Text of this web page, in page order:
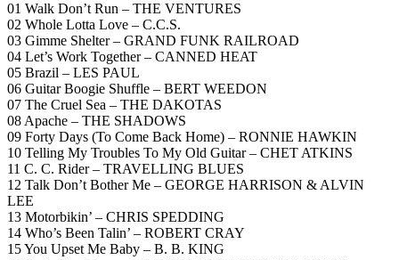
01 Walk Don’t Run – THE VENTURES
02 Whole Lotta Love – C.C.S.
03 Gimme Shelter – GRAND FUNK RAILROAD
04 Let’s Work Together – CANNED HEAT
05 Brazil – LES PAUL
06 Guitar Boogie Shuffle – BERT WEEDON
07 The Cruel Sea – THE DAKOTAS
08 Apache – THE SHADOWS
09 Forty Days (To Come Back Home) – RONNIE HAWKIN
10 Telling My Troubles To My Old Guitar – CHET ATKINS
11 C. C. Rider – TRAVELLING BLUES
12 Talk Don’t Bother Me – GEORGE HARRISON & ALVIN
LEE
13 Motorbikin’ – CHRIS SPEDDING
14 Who’s Been Talin’ – ROBERT CRAY
15 You Upset Me Baby – B. B. KING